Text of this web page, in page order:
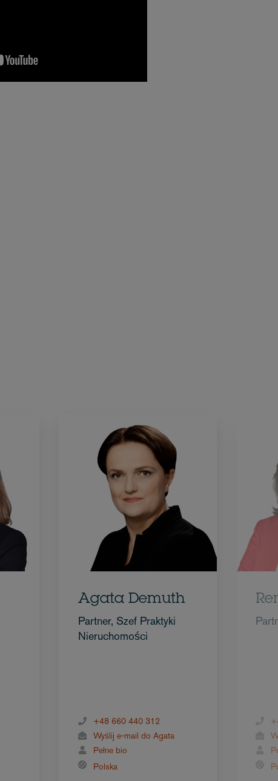
Agata Demuth
Partner, Szef Praktyki
Nieruchomości
+48 660 440 312
Wyślij e-mail do Agata
Pełne bio
Polska